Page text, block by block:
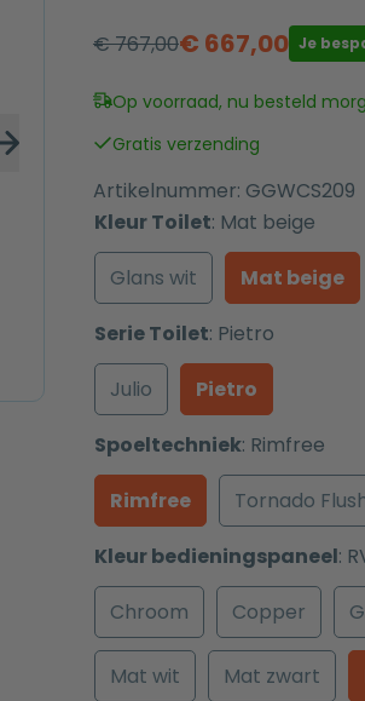
Volgende
€767,00
Oorspronkelijke
prijs
was:
€ 767,00.
€ 667,00
Huidige
prijs
is:
€ 667,00.
Je
Op voorraad, nu besteld
Gratis verzending
Artikelnummer: GGWCS209
Kleur Toilet: Mat beige
Glans wit
Mat beige
Serie Toilet: Pietro
Julio
Pietro
Spoeltechniek: Rimfree
Rimfree
Tornado
Kleur bedieningspaneel:
Chroom
Copper
Mat wit Mat zwart